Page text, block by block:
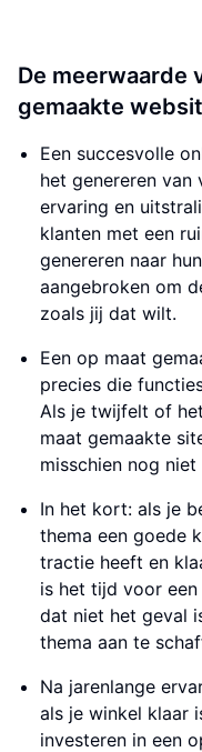
De meerwaarde
gemaakte
Een succesvolle
het genereren van
ervaring en
klanten met een
genereren naar
aangebroken om
zoals jij dat wilt.
Een op maat
precies die
Als je twijfelt of
maat gemaakte
misschien nog
In het kort: als je
thema een goede
tractie heeft en
is het tijd voor
dat niet het geval
thema aan te
Na jarenlange
als je winkel klaar
investeren in een